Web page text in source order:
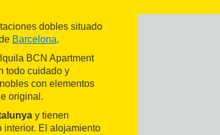
dobles situado
Barcelona.
BCN Apartment
todo cuidado y
con elementos
original.
y tienen
interior. El alojamiento